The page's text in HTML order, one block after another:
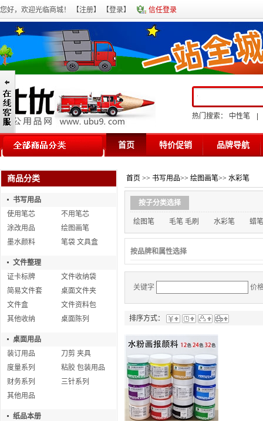
您好，欢迎光临商城！ 【注册】 【登录】 信任登录
热门搜索： 中性笔
首页 特价促销 品牌导航
商品分类
书写用品
使用笔芯
不用笔芯
涂改用品
绘图画笔
墨水颜料
笔袋 文具盒
文件整理
证卡标牌
文件收纳袋
简易文件套
桌面文件夹
文件盒
文件资料包
其他收纳
桌面陈列
桌面用品
装订用品
刀剪 夹具
度量系列
粘胶 包装用品
财务系列
三针系列
其他用品
纸品本册
首页 >> 书写用品>> 绘图画笔>> 水彩笔
按子分类选择
绘图笔 毛笔 毛刷 水彩笔 蜡笔
按品牌和属性选择
关键字 价
排序方式：